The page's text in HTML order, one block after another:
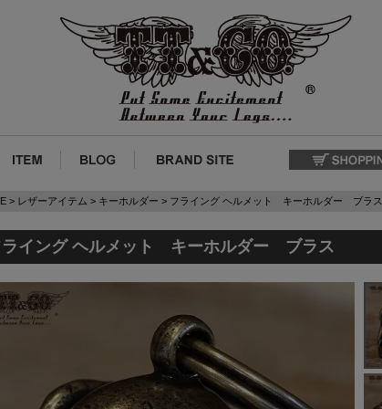
レザーアイテム キーホルダー フライング ヘルメット キーホルダー ブラス
イング ヘルメット キーホルダー ブラス